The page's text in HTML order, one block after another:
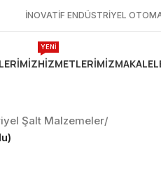
İNOVATİF ENDÜSTRİYEL
HIZMETLERIMIZ
YENİ
Şalt Malzemeler/